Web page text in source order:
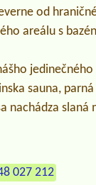
od
areálu s
sauna,
nachádza slaná
027 212